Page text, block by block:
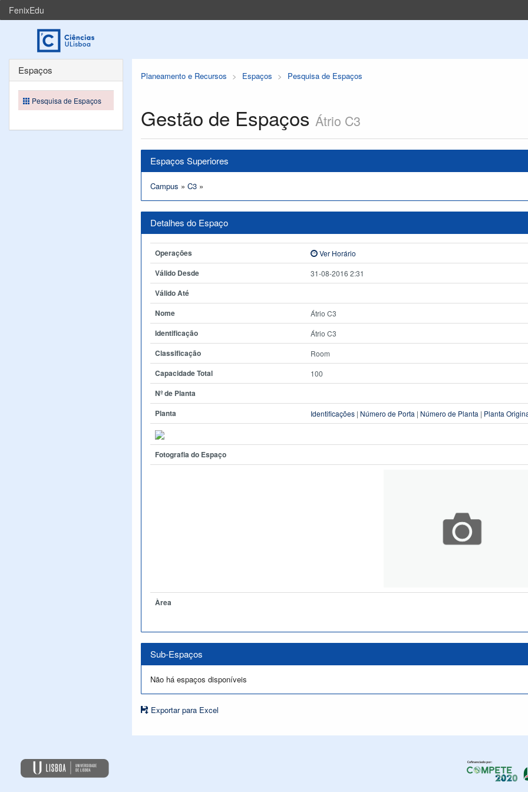
FenixEdu
Planeamento e Recursos Espaços Pesquisa de Espaços
Gestão de Espaços Átrio C3
Espaços Superiores
Campus » C3 »
Detalhes do Espaço
Operações Ver Horário
Válido Desde 31-08-2016 2:31
Válido Até
Nome
Átrio C3
Identificação Átrio C3
Classificação Room
Capacidade Total 100
Nº de Planta
Planta
Identificações | Número de Porta | Número de Planta | Planta
Fotografia do Espaço
Àrea
Sub-Espaços
Não há espaços disponíveis
Exportar para Excel
Espaços
Pesquisa de Espaços